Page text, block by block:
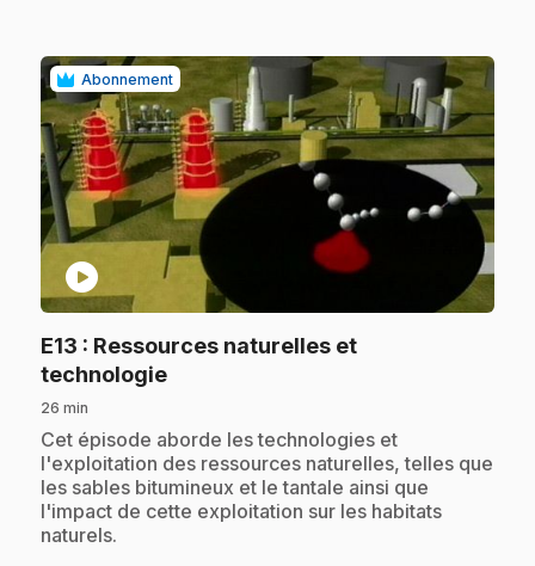
Abonnement
play_circle
E13 : Ressources naturelles et
technologie.
26 min
.Cet épisode aborde les technologies et
l'exploitation des ressources naturelles, telles que
les sables bitumineux et le tantale ainsi que
l'impact de cette exploitation sur les habitats
naturels.